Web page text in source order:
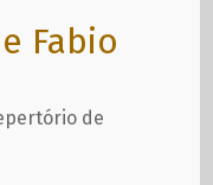
Fabio
de